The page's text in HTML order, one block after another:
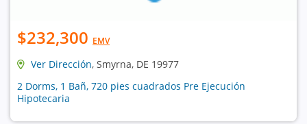
$232,300 EMV
Ver Dirección, Smyrna, DE 19977
2 Dorms, 1 Bañ, 720 pies cuadrados Pre Ejecución
Hipotecaria